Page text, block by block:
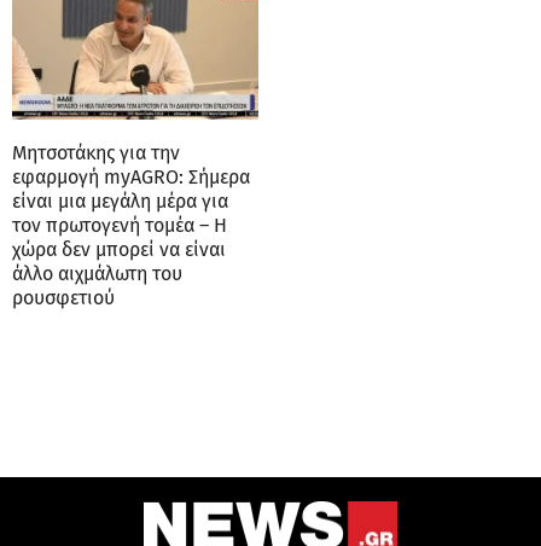
Μητσοτάκης για την
εφαρμογή myAGRO: Σήμερα
είναι μια μεγάλη μέρα για
τον πρωτογενή τομέα – Η
χώρα δεν μπορεί να είναι
άλλο αιχμάλωτη του
ρουσφετιού